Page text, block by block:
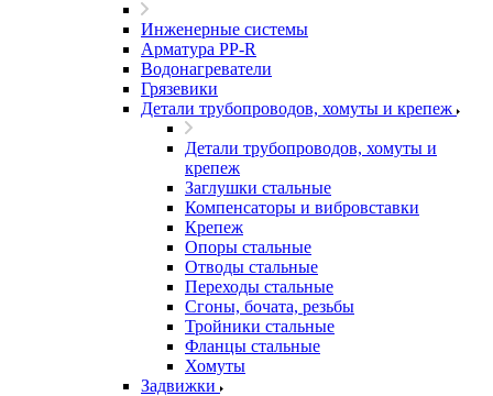
Инженерные системы
Арматура PP-R
Водонагреватели
Грязевики
Детали трубопроводов, хомуты и крепеж
Детали трубопроводов, хомуты и
крепеж
Заглушки стальные
Компенсаторы и вибровставки
Крепеж
Опоры стальные
Отводы стальные
Переходы стальные
Сгоны, бочата, резьбы
Тройники стальные
Фланцы стальные
Хомуты
Задвижки